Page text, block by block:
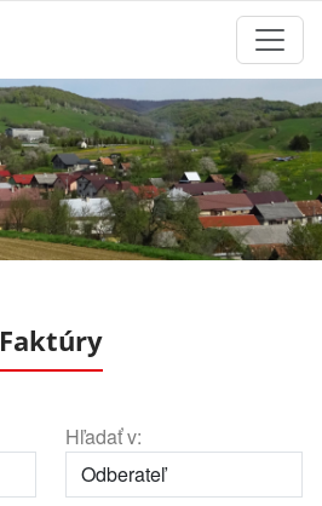
Faktúry
Hľadať v: